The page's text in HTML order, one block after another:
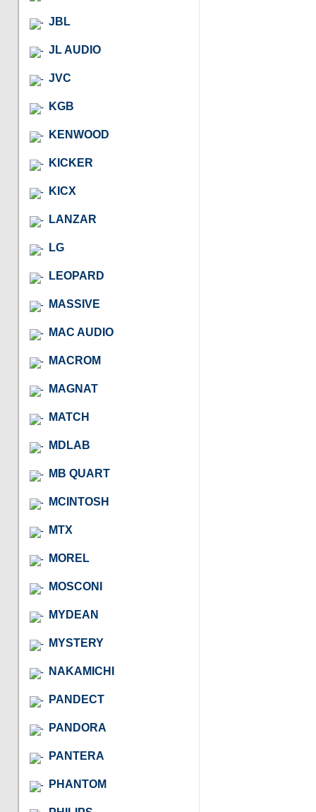
JBL
JL AUDIO
JVC
KGB
KENWOOD
KICKER
KICX
LANZAR
LG
LEOPARD
MASSIVE
MAC AUDIO
MACROM
MAGNAT
MATCH
MDLAB
MB QUART
MCINTOSH
MTX
MOREL
MOSCONI
MYDEAN
MYSTERY
NAKAMICHI
PANDECT
PANDORA
PANTERA
PHANTOM